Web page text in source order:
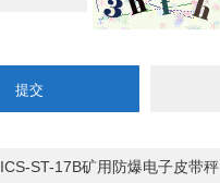
ICS-ST-17B矿用防爆电子皮带秤